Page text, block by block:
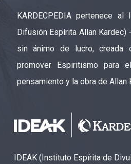
KARDECPEDIA pertenece al
Difusión Espírita Allan Kardec)
sin ánimo de lucro, creada
promover Espiritismo para
pensamiento y la obra de Allan
IDEAK (Instituto Espírita de